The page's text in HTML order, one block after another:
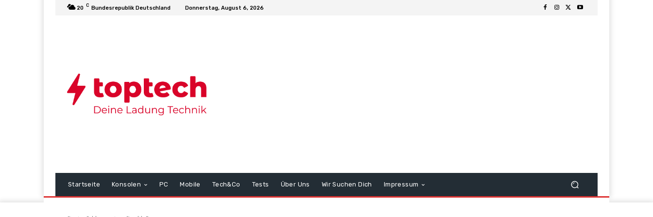
20 C Bundesrepublik Deutschland Donnerstag, August 6, 2026
Startseite Konsolen PC Mobile Tech&Co Tests Über Uns Wir Suchen Dich Impressum